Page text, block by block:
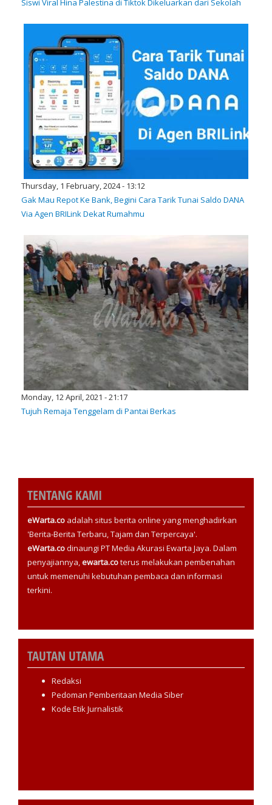
Siswi Viral Hina Palestina di Tiktok Dikeluarkan dari Sekolah
Thursday, 1 February, 2024 - 13:12
Gak Mau Repot Ke Bank, Begini Cara Tarik Tunai Saldo DANA
Via Agen BRILink Dekat Rumahmu
Monday, 12 April, 2021 - 21:17
Tujuh Remaja Tenggelam di Pantai Berkas
TENTANG KAMI
eWarta.co adalah situs berita online yang menghadirkan
'Berita-Berita Terbaru, Tajam dan Terpercaya'.
eWarta.codinaungi PT Media Akurasi Ewarta Jaya. Dalam
penyajiannya,ewarta.coterus melakukan pembenahan
untuk memenuhi kebutuhan pembaca dan informasi
terkini.
TAUTAN UTAMA
Redaksi
Pedoman Pemberitaan Media Siber
Kode Etik Jurnalistik